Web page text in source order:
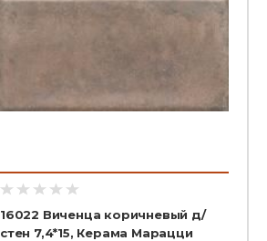
16022 Виченца коричневый д/
стен 7,4*15, Керама Марацци